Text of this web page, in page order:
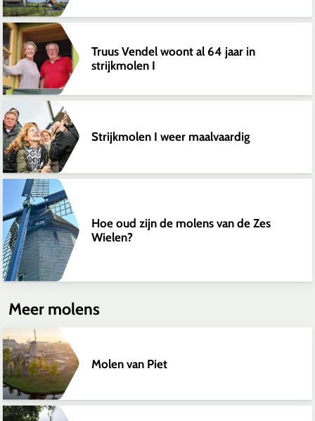
Truus Vendel woont al 64 jaar in
strijkmolen I
Strijkmolen I weer maalvaardig
Hoe oud zijn de molens van de Zes
Wielen?
Meer molens
Molen van Piet